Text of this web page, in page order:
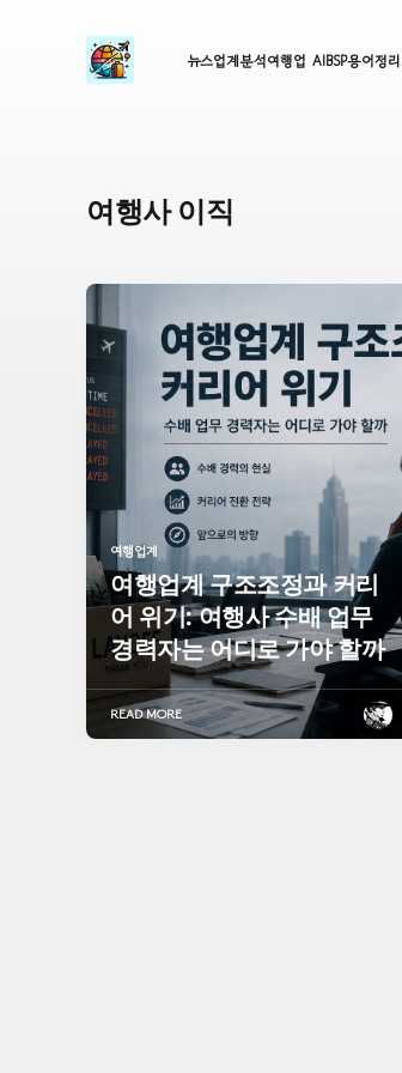
뉴스업계분석여행업 AIBSP용어정리
여행사 이직
여행업계
여행업계 구조조정과 커리
어 위기: 여행사 수배 업무
경력자는 어디로 가야 할까
READ MORE